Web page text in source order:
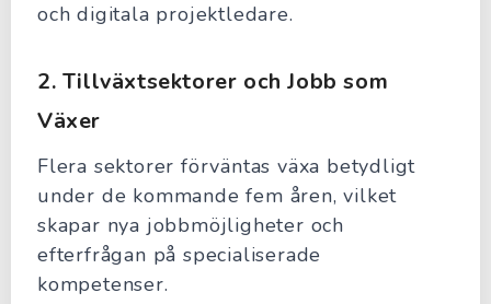
och digitala projektledare.
2. Tillväxtsektorer och Jobb som
Växer
Flera sektorer förväntas växa betydligt
under de kommande fem åren, vilket
skapar nya jobbmöjligheter och
efterfrågan på specialiserade
kompetenser.